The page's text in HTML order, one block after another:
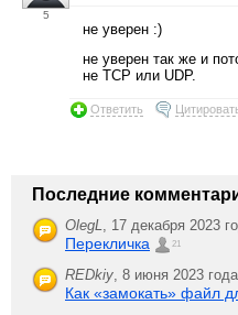
5
не уверен :)
не уверен так же и
не TCP или UDP.
Ответить
Последние
OlegL, 17 декабря 2023
Перекличка 21
REDkiy, 8 июня 2023
Как «замокать» файл